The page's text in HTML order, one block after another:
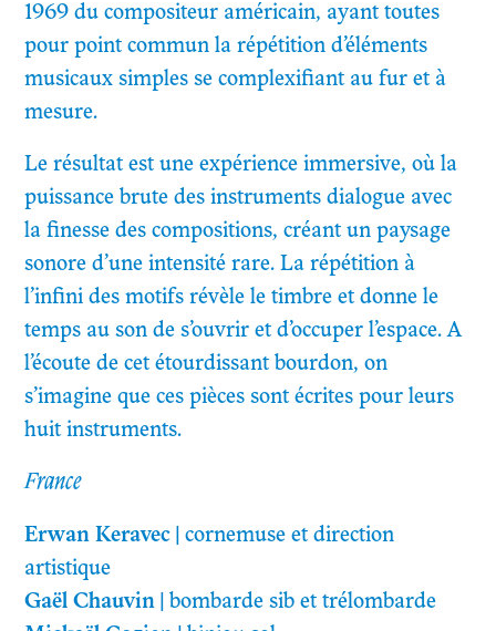
1969 du compositeur américain, ayant toutes
pour point commun la répétition d’éléments
musicaux simples se complexifiant au fur et à
mesure.
Le résultat est une expérience immersive, où la
puissance brute des instruments dialogue avec
la finesse des compositions, créant un paysage
sonore d’une intensité rare. La répétition à
l’infini des motifs révèle le timbre et donne le
temps au son de s’ouvrir et d’occuper l’espace. A
l’écoute de cet étourdissant bourdon, on
s’imagine que ces pièces sont écrites pour leurs
huit instruments.
France
Erwan Keravec
cornemuse et direction
artistique
Gaël Chauvin
bombarde sib et trélombarde